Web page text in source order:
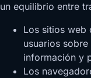
un equilibrio entre
Los sitios web
usuarios
información y
Los